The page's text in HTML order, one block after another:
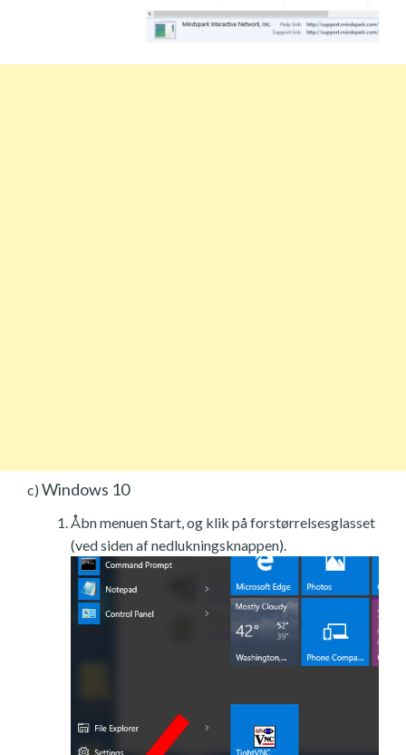
c) Windows 10
Åbn menuen Start, og klik på forstørrelsesglasset
(ved siden af nedlukningsknappen).